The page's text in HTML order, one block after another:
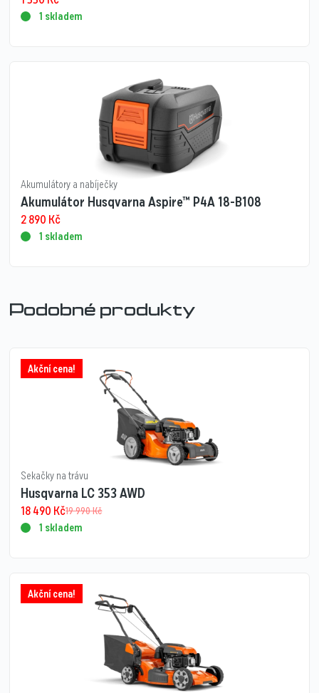
1 skladem
Akumulátory a nabíječky
Akumulátor Husqvarna Aspire™ P4A 18-B108
2 890 Kč
1 skladem
Podobné produkty
Akční cena!
Sekačky na trávu
Husqvarna LC 353 AWD
19 990Kč
18 490 Kč
1 skladem
Akční cena!